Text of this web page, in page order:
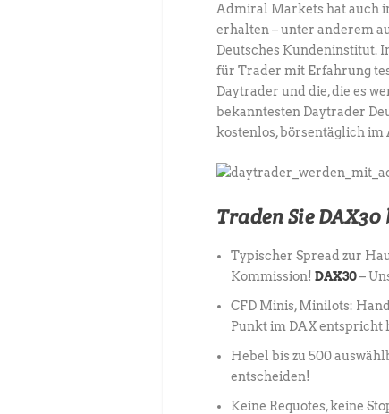
Admiral Markets hat auch
erhalten – unter anderem
Deutsches Kundeninstitut.
für Trader mit Erfahrung
Daytrader und die, die es
bekanntesten Daytrader
kostenlos, börsentäglich im
Traden Sie
Typischer Spread zur
Kommission! DAX30–
CFD Minis, Minilots:
Punkt im DAX entspricht
Hebel bis zu 500
entscheiden!
Keine Requotes, keine